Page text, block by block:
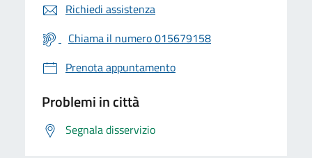
Richiedi assistenza
Chiama il numero 015679158
Prenota appuntamento
Problemi in città
Segnala disservizio